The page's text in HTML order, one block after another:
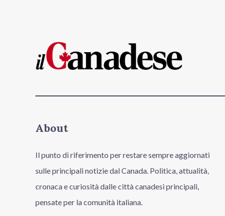
About
Il punto di riferimento per restare sempre aggiornati
sulle principali notizie dal Canada. Politica, attualità,
cronaca e curiosità dalle città canadesi principali,
pensate per la comunità italiana.